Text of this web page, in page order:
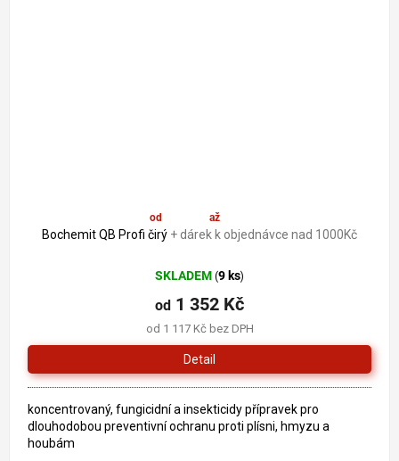
od až–19 %
Bochemit QB Profi čirý + dárek k objednávce nad 1000Kč
SKLADEM (9 ks)
od 1 117 Kč bez DPH
od 1 352 Kč
Detail
koncentrovaný, fungicidní a insekticidy přípravek pro
dlouhodobou preventivní ochranu proti plísni, hmyzu a
houbám